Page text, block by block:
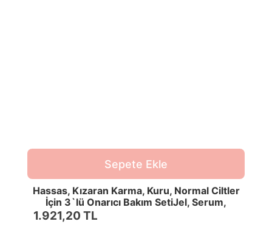
Sepete Ekle
Hassas, Kızaran Karma, Kuru, Normal Ciltler
İçin 3`lü Onarıcı Bakım SetiJel, Serum,
1.921,20 TL